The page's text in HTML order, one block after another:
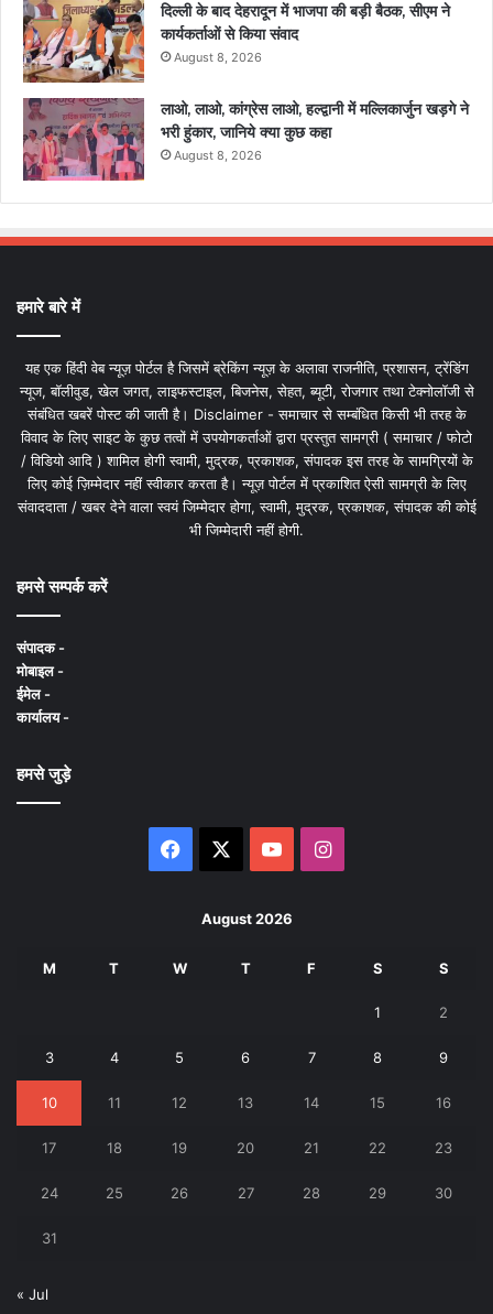
दिल्ली के बाद देहरादून में भाजपा की बड़ी बैठक, सीएम ने
कार्यकर्ताओं से किया संवाद
August 8, 2026
लाओ, लाओ, कांग्रेस लाओ, हल्द्वानी में मल्लिकार्जुन खड़गे ने
भरी हुंकार, जानिये क्या कुछ कहा
August 8, 2026
हमारे बारे में
यह एक हिंदी वेब न्यूज़ पोर्टल है जिसमें ब्रेकिंग न्यूज़ के अलावा राजनीति, प्रशासन, ट्रेंडिंग
न्यूज, बॉलीवुड, खेल जगत, लाइफस्टाइल, बिजनेस, सेहत, ब्यूटी, रोजगार तथा टेक्नोलॉजी से
संबंधित खबरें पोस्ट की जाती है। Disclaimer - समाचार से सम्बंधित किसी भी तरह के
विवाद के लिए साइट के कुछ तत्वों में उपयोगकर्ताओं द्वारा प्रस्तुत सामग्री ( समाचार / फोटो
/ विडियो आदि ) शामिल होगी स्वामी, मुद्रक, प्रकाशक, संपादक इस तरह के सामग्रियों के
लिए कोई ज़िम्मेदार नहीं स्वीकार करता है। न्यूज़ पोर्टल में प्रकाशित ऐसी सामग्री के लिए
संवाददाता / खबर देने वाला स्वयं जिम्मेदार होगा, स्वामी, मुद्रक, प्रकाशक, संपादक की कोई
भी जिम्मेदारी नहीं होगी.
हमसे सम्पर्क करें
संपादक -
मोबाइल -
ईमेल -
कार्यालय -
हमसे जुड़े
Facebook YouTubeInstagram
August 2026
M T W T F S S
1 2
3 4 5 6 7 8 9
10 11 12 13 14 15 16
17 18 19 20 21 22 23
24 25 26 27 28 29 30
31
« Jul